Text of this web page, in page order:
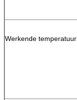
Werkende temperatuur